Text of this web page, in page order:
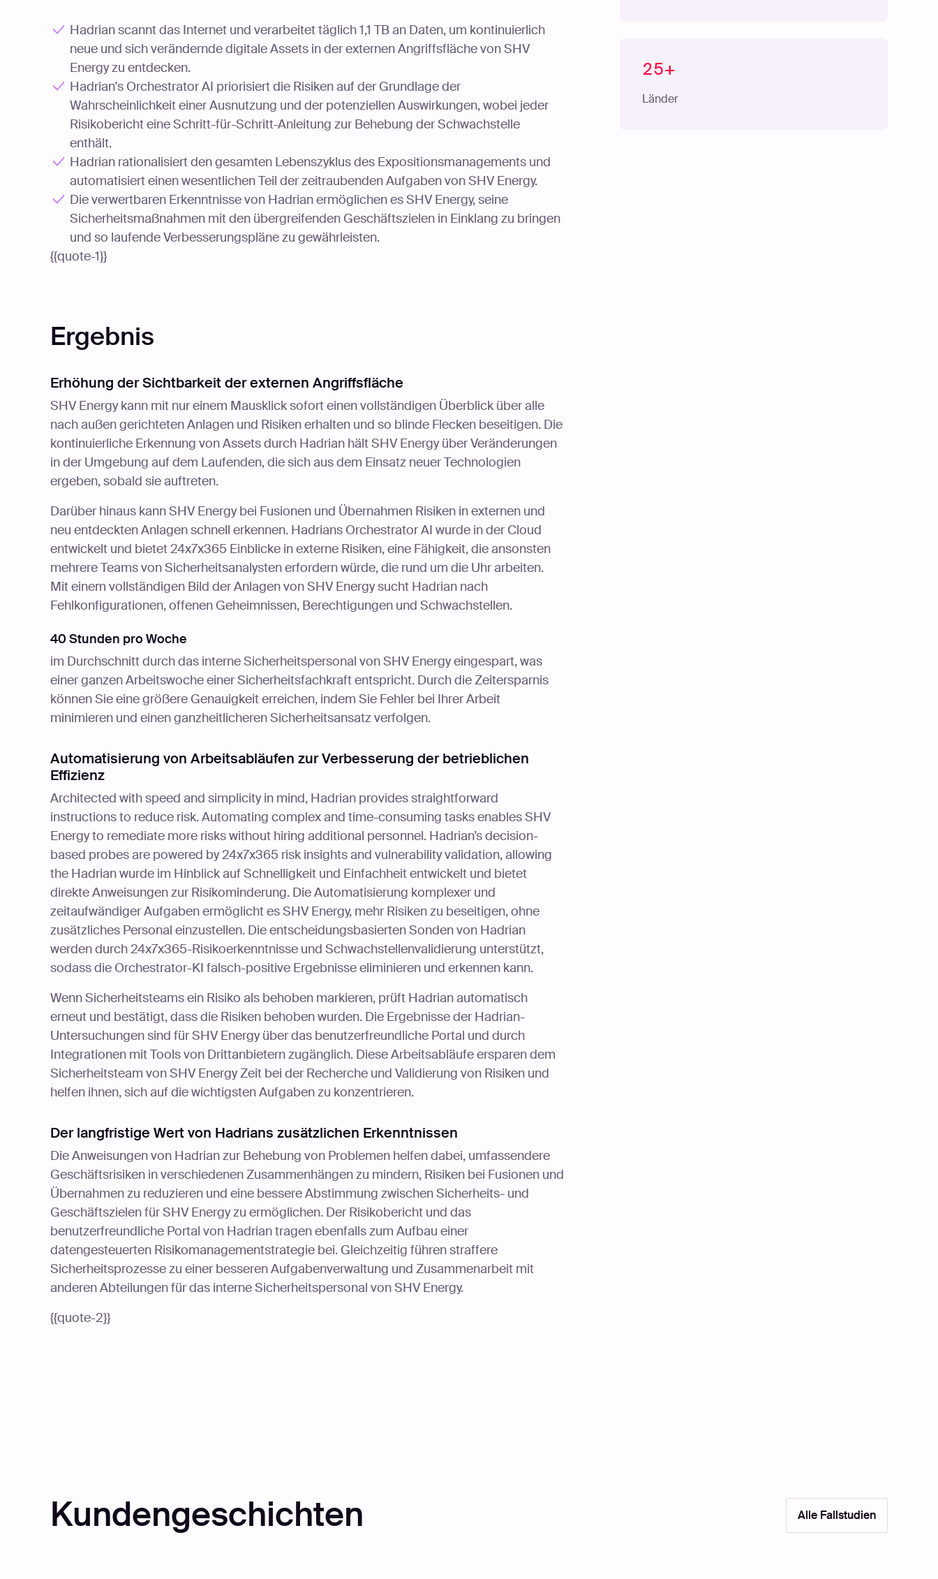
Hadrian scannt das Internet und verarbeitet täglich 1,1 TB an Daten, um kontinuierlich
neue und sich verändernde digitale Assets in der externen Angriffsfläche von SHV
Energy zu entdecken.
Hadrian's Orchestrator AI priorisiert die Risiken auf der Grundlage der
Wahrscheinlichkeit einer Ausnutzung und der potenziellen Auswirkungen, wobei jeder
Risikobericht eine Schritt-für-Schritt-Anleitung zur Behebung der Schwachstelle
enthält.
Hadrian rationalisiert den gesamten Lebenszyklus des Expositionsmanagements und
automatisiert einen wesentlichen Teil der zeitraubenden Aufgaben von SHV Energy.
Die verwertbaren Erkenntnisse von Hadrian ermöglichen es SHV Energy, seine
Sicherheitsmaßnahmen mit den übergreifenden Geschäftszielen in Einklang zu bringen
und so laufende Verbesserungspläne zu gewährleisten.
{{quote-1}}
Ergebnis
Erhöhung der Sichtbarkeit der externen Angriffsfläche
SHV Energy kann mit nur einem Mausklick sofort einen vollständigen Überblick über alle
nach außen gerichteten Anlagen und Risiken erhalten und so blinde Flecken beseitigen. Die
kontinuierliche Erkennung von Assets durch Hadrian hält SHV Energy über Veränderungen
in der Umgebung auf dem Laufenden, die sich aus dem Einsatz neuer Technologien
ergeben, sobald sie auftreten.
Darüber hinaus kann SHV Energy bei Fusionen und Übernahmen Risiken in externen und
neu entdeckten Anlagen schnell erkennen. Hadrians Orchestrator AI wurde in der Cloud
entwickelt und bietet 24x7x365 Einblicke in externe Risiken, eine Fähigkeit, die ansonsten
mehrere Teams von Sicherheitsanalysten erfordern würde, die rund um die Uhr arbeiten.
Mit einem vollständigen Bild der Anlagen von SHV Energy sucht Hadrian nach
Fehlkonfigurationen, offenen Geheimnissen, Berechtigungen und Schwachstellen.
40 Stunden pro Woche
im Durchschnitt durch das interne Sicherheitspersonal von SHV Energy eingespart, was
einer ganzen Arbeitswoche einer Sicherheitsfachkraft entspricht. Durch die Zeitersparnis
können Sie eine größere Genauigkeit erreichen, indem Sie Fehler bei Ihrer Arbeit
minimieren und einen ganzheitlicheren Sicherheitsansatz verfolgen.
Automatisierung von Arbeitsabläufen zur Verbesserung der betrieblichen
Effizienz
Architected with speed and simplicity in mind, Hadrian provides straightforward
instructions to reduce risk. Automating complex and time-consuming tasks enables SHV
Energy to remediate more risks without hiring additional personnel. Hadrian’s decision-
based probes are powered by 24x7x365 risk insights and vulnerability validation, allowing
the Hadrian wurde im Hinblick auf Schnelligkeit und Einfachheit entwickelt und bietet
direkte Anweisungen zur Risikominderung. Die Automatisierung komplexer und
zeitaufwändiger Aufgaben ermöglicht es SHV Energy, mehr Risiken zu beseitigen, ohne
zusätzliches Personal einzustellen. Die entscheidungsbasierten Sonden von Hadrian
werden durch 24x7x365-Risikoerkenntnisse und Schwachstellenvalidierung unterstützt,
sodass die Orchestrator-KI falsch-positive Ergebnisse eliminieren und erkennen kann.
Wenn Sicherheitsteams ein Risiko als behoben markieren, prüft Hadrian automatisch
erneut und bestätigt, dass die Risiken behoben wurden. Die Ergebnisse der Hadrian-
Untersuchungen sind für SHV Energy über das benutzerfreundliche Portal und durch
Integrationen mit Tools von Drittanbietern zugänglich. Diese Arbeitsabläufe ersparen dem
Sicherheitsteam von SHV Energy Zeit bei der Recherche und Validierung von Risiken und
helfen ihnen, sich auf die wichtigsten Aufgaben zu konzentrieren.
Der langfristige Wert von Hadrians zusätzlichen Erkenntnissen
Die Anweisungen von Hadrian zur Behebung von Problemen helfen dabei, umfassendere
Geschäftsrisiken in verschiedenen Zusammenhängen zu mindern, Risiken bei Fusionen und
Übernahmen zu reduzieren und eine bessere Abstimmung zwischen Sicherheits- und
Geschäftszielen für SHV Energy zu ermöglichen. Der Risikobericht und das
benutzerfreundliche Portal von Hadrian tragen ebenfalls zum Aufbau einer
datengesteuerten Risikomanagementstrategie bei. Gleichzeitig führen straffere
Sicherheitsprozesse zu einer besseren Aufgabenverwaltung und Zusammenarbeit mit
anderen Abteilungen für das interne Sicherheitspersonal von SHV Energy.
{{quote-2}}
25+
Länder
Kundengeschichten Alle Fallstudien